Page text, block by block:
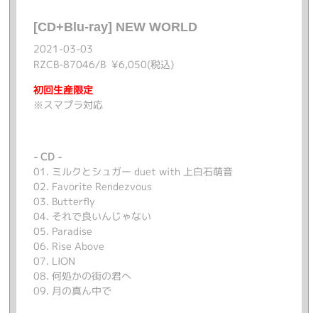
[CD+Blu-ray] NEW WORLD
2021-03-03
RZCB-87046/B ¥6,050(税込)
初回生産限定
※スマプラ対応
- CD -
01. ミルクとシュガー duet with 上白石萌音
02. Favorite Rendezvous
03. Butterfly
04. それで良いんじゃない
05. Paradise
06. Rise Above
07. LION
08. 何処かの街の君へ
09. 月の真ん中で